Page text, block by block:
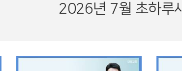
2026년 7월 초하루